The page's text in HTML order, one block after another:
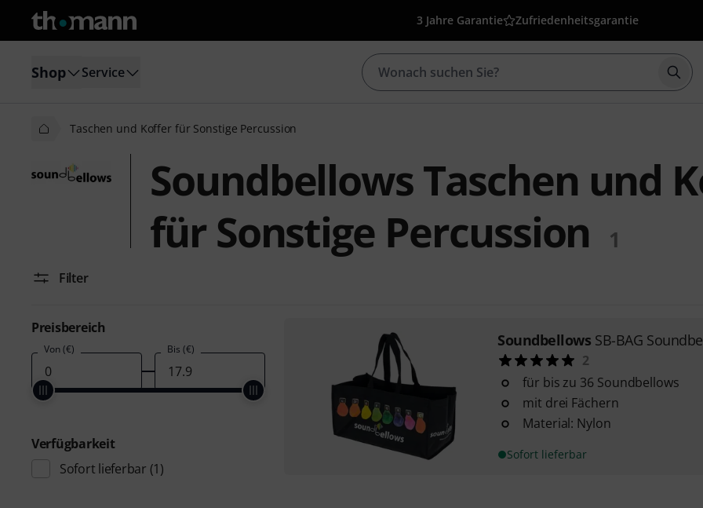
3 Jahre Garantie Zufriedenheitsgarantie
Shop Service
Taschen und Koffer für Sonstige Percussion
Soundbellows Taschen und
für Sonstige Percussion
1
Filter
Preisbereich
Von (€) Bis (€)
Verfügbarkeit
Sofort lieferbar (1)
Soundbellows SB-BAG
2
für bis zu 36 Soundbellows
mit drei Fächern
Material: Nylon
Sofort lieferbar